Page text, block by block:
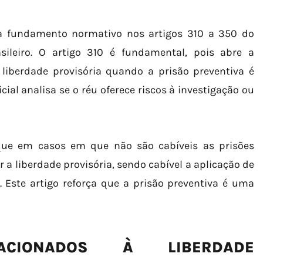
fundamento normativo nos artigos 310 a 350 do
O artigo 310 é fundamental, pois abre a
provisória quando a prisão preventiva é
analisa se o réu oferece riscos à investigação ou
em casos em que não são cabíveis as prisões
a liberdade provisória, sendo cabível a aplicação de
Este artigo reforça que a prisão preventiva é uma
À LIBERDADE